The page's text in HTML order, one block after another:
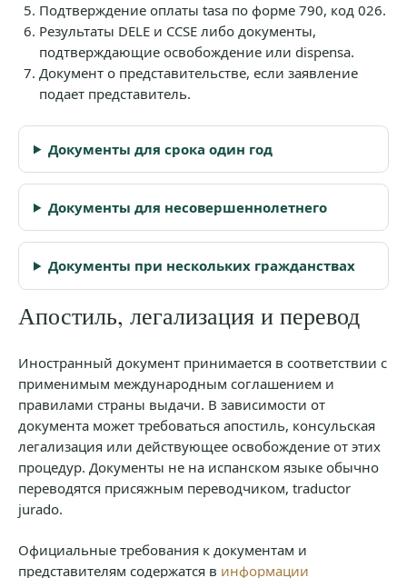
Подтверждение оплаты tasa по форме 790, код 026.
Результаты DELE и CCSE либо документы,
подтверждающие освобождение или dispensa.
Документ о представительстве, если заявление
подает представитель.
Документы для срока один год
Документы для несовершеннолетнего
Документы при нескольких гражданствах
Апостиль, легализация и перевод
Иностранный документ принимается в соответствии с
применимым международным соглашением и
правилами страны выдачи. В зависимости от
документа может требоваться апостиль, консульская
легализация или действующее освобождение от этих
процедур. Документы не на испанском языке обычно
переводятся присяжным переводчиком, traductor
jurado.
Официальные требования к документам и
представителям содержатся в информации